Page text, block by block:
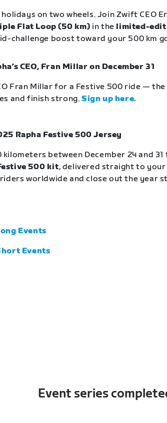
on two wheels. Join Zwift CEO
Flat Loop (50 km) in the limited-
challenge boost toward your 500 km
CEO, Fran Millar on December 31
Fran Millar for a Festive 500 ride —
and finish strong. Sign up here.
Rapha Festive 500 Jersey
between December 24 and
500 kit, delivered straight to
worldwide and close out the year
Events
Events
Event series